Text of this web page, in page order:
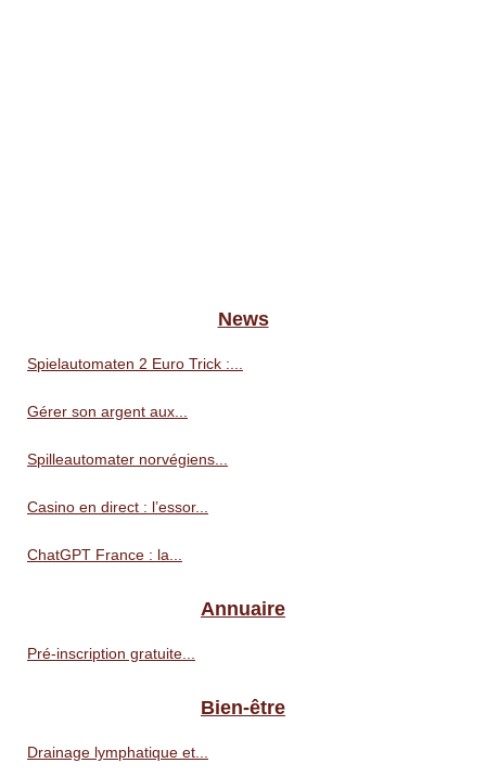
News
Spielautomaten 2 Euro Trick :...
Gérer son argent aux...
Spilleautomater norvégiens...
Casino en direct : l’essor...
ChatGPT France : la...
Annuaire
Pré‑inscription gratuite...
Bien-être
Drainage lymphatique et...